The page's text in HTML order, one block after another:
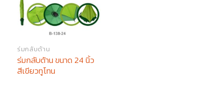
ร่มกลับด้าน
ร่มกลับด้าน ขนาด 24 นิ้ว
สีเขียวทูโทน